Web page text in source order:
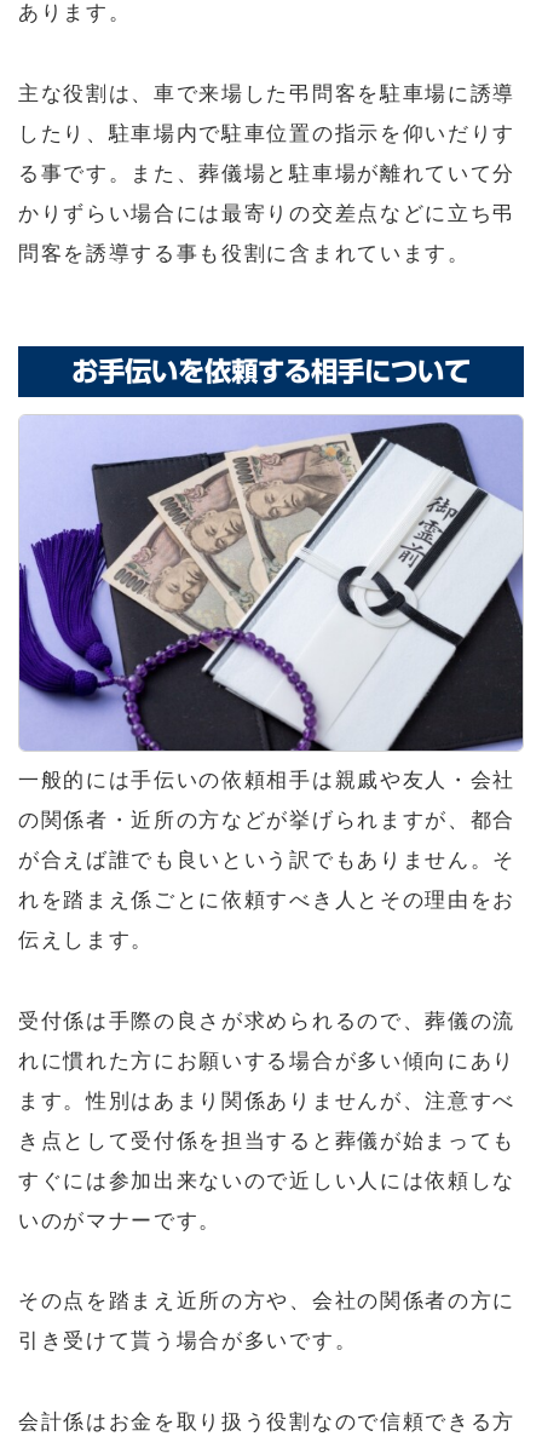
あります。
主な役割は、車で来場した弔問客を駐車場に誘導
したり、駐車場内で駐車位置の指示を仰いだりす
る事です。また、葬儀場と駐車場が離れていて分
かりずらい場合には最寄りの交差点などに立ち弔
問客を誘導する事も役割に含まれています。
お手伝いを依頼する相手について
一般的には手伝いの依頼相手は親戚や友人・会社
の関係者・近所の方などが挙げられますが、都合
が合えば誰でも良いという訳でもありません。そ
れを踏まえ係ごとに依頼すべき人とその理由をお
伝えします。
受付係は手際の良さが求められるので、葬儀の流
れに慣れた方にお願いする場合が多い傾向にあり
ます。性別はあまり関係ありませんが、注意すべ
き点として受付係を担当すると葬儀が始まっても
すぐには参加出来ないので近しい人には依頼しな
いのがマナーです。
その点を踏まえ近所の方や、会社の関係者の方に
引き受けて貰う場合が多いです。
会計係はお金を取り扱う役割なので信頼できる方